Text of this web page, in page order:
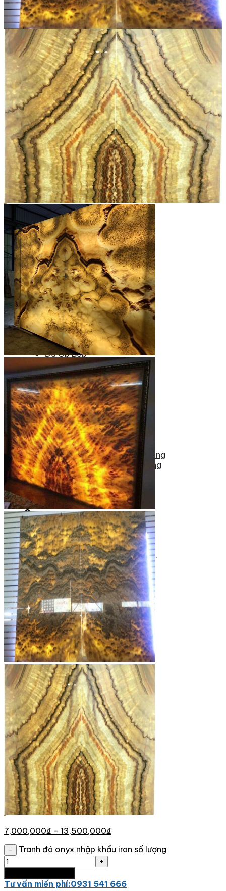
Kính Màu Ốp Bếp
Mặt Hàng nhập khẩu Container
Vách Tivi ỐP Đá Cao Cấp
Đá Mosaic
Đá Limestone
Đá Onyx
Hoa Văn Đá
Đá Ốp Mặt Tiền
Đá Quartz Alpilus
Đá Alpilus Brazil
Đá tự nhiên
Đá Thạch Anh
Đá Nhân Tạo
Đá Lát Nền
Đá Cầu Thang
Đá Cầu Thang
Đá Bàn Bếp
Đá Bàn Bếp
Đá Lát Nền
Đá Bàn Bếp Cao Cấp
Đá Ốp
Đá Ốp Bếp
Đá Ốp Mặt Tiền
Đá Ốp Cột
Đá Ốp Mộ
Đá Ốp Thang Máy
Đá Ốp Bàn Bếp Nhân Tạo
Đá Ốp Bếp Tự Nhiên
Tranh đá
Tranh Đá Granite Đối Xứng
Tranh Đá Marble Đối Xứng
Tranh Đá Sơn Thủy Xuyên Sáng
Tranh Đá Thạch Anh Đối Xứng
Tranh Đá Xuyên Sáng Onyx
Vách Tivi ỐP Đá Cao Cấp
Đá Nhân Tạo
0
Giỏ hàng
Chưa có sản phẩm trong giỏ hàng.
7,000,000₫ – 13,500,000₫
Tranh đá onyx nhập khẩu iran số lượng
Tư vấn miến phí:0931 541 666